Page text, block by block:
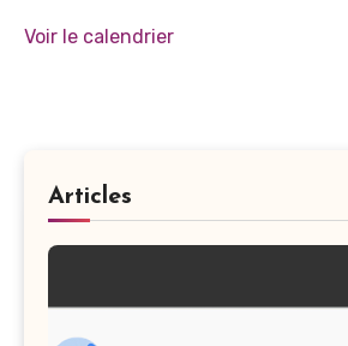
Voir le calendrier
Articles